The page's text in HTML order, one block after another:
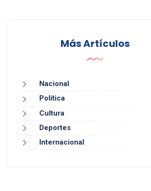
Más Artículos
Nacional
Política
Cultura
Deportes
Internacional